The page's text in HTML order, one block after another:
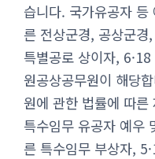
습니다. 국가유공자
른 전상군경, 공상군경
특별공로 상이자,
원공상공무원이 해당
원에 관한 법률에 따른
특수임무 유공자 예우
른 특수임무 부상자,